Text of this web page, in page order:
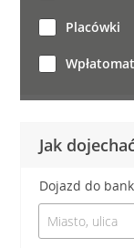
Jak
Dojazd do
Placówki